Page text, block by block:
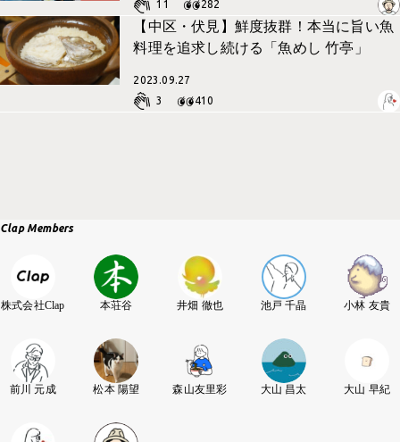
11
282
【中区・伏見】鮮度抜群！本当に旨い魚
料理を追求し続ける「魚めし 竹亭」
2023.09.27
3
410
Clap Members
株式会社Clap 本荘谷 井畑 徹也 池戸 千晶 小林 友貴
前川 元成 松本 陽望 森山友里彩 大山 昌太 大山 早紀